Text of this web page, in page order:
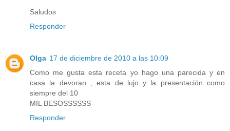
Saludos
Responder
Olga 17 de diciembre de 2010 a las 10:09
Como me gusta esta receta yo hago una parecida y en
casa la devoran , esta de lujo y la presentación como
siempre del 10
MIL BESOSSSSSS
Responder